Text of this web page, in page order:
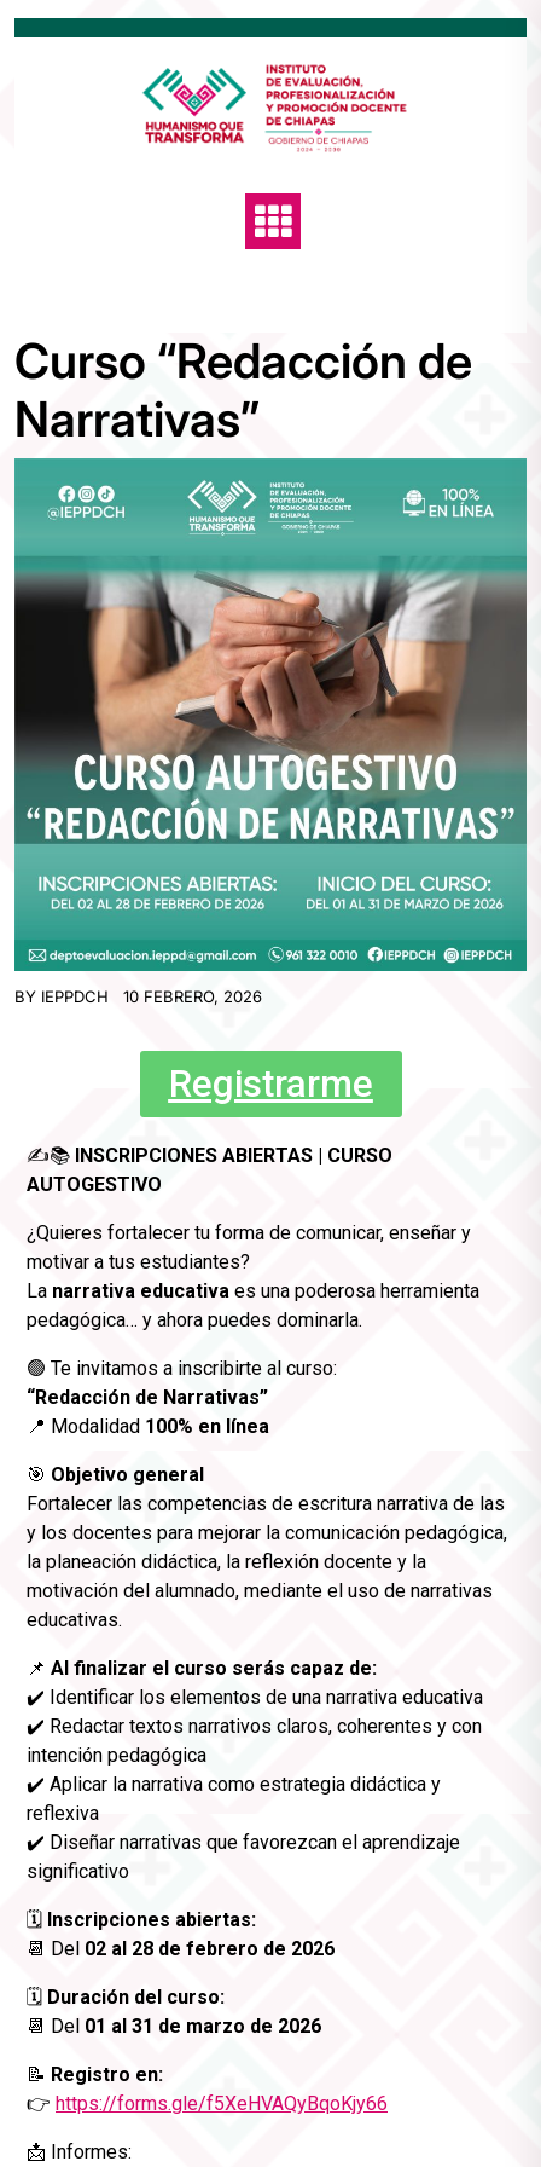
Curso “Redacción de
Narrativas”
BY IEPPDCH 10 FEBRERO, 2026
Registrarme
✍️📚 INSCRIPCIONES ABIERTAS | CURSO
AUTOGESTIVO
¿Quieres fortalecer tu forma de comunicar, enseñar y
motivar a tus estudiantes?
La narrativa educativa es una poderosa herramienta
pedagógica… y ahora puedes dominarla.
🟢 Te invitamos a inscribirte al curso:
“Redacción de Narrativas”
📍 Modalidad 100% en línea
🎯 Objetivo general
Fortalecer las competencias de escritura narrativa de las
y los docentes para mejorar la comunicación pedagógica,
la planeación didáctica, la reflexión docente y la
motivación del alumnado, mediante el uso de narrativas
educativas.
📌 Al finalizar el curso serás capaz de:
✔️ Identificar los elementos de una narrativa educativa
✔️ Redactar textos narrativos claros, coherentes y con
intención pedagógica
✔️ Aplicar la narrativa como estrategia didáctica y
reflexiva
✔️ Diseñar narrativas que favorezcan el aprendizaje
significativo
🗓 Inscripciones abiertas:
📆 Del 02 al 28 de febrero de 2026
🗓 Duración del curso:
📆 Del 01 al 31 de marzo de 2026
📝 Registro en:
👉 https://forms.gle/f5XeHVAQyBqoKjy66
📩 Informes: